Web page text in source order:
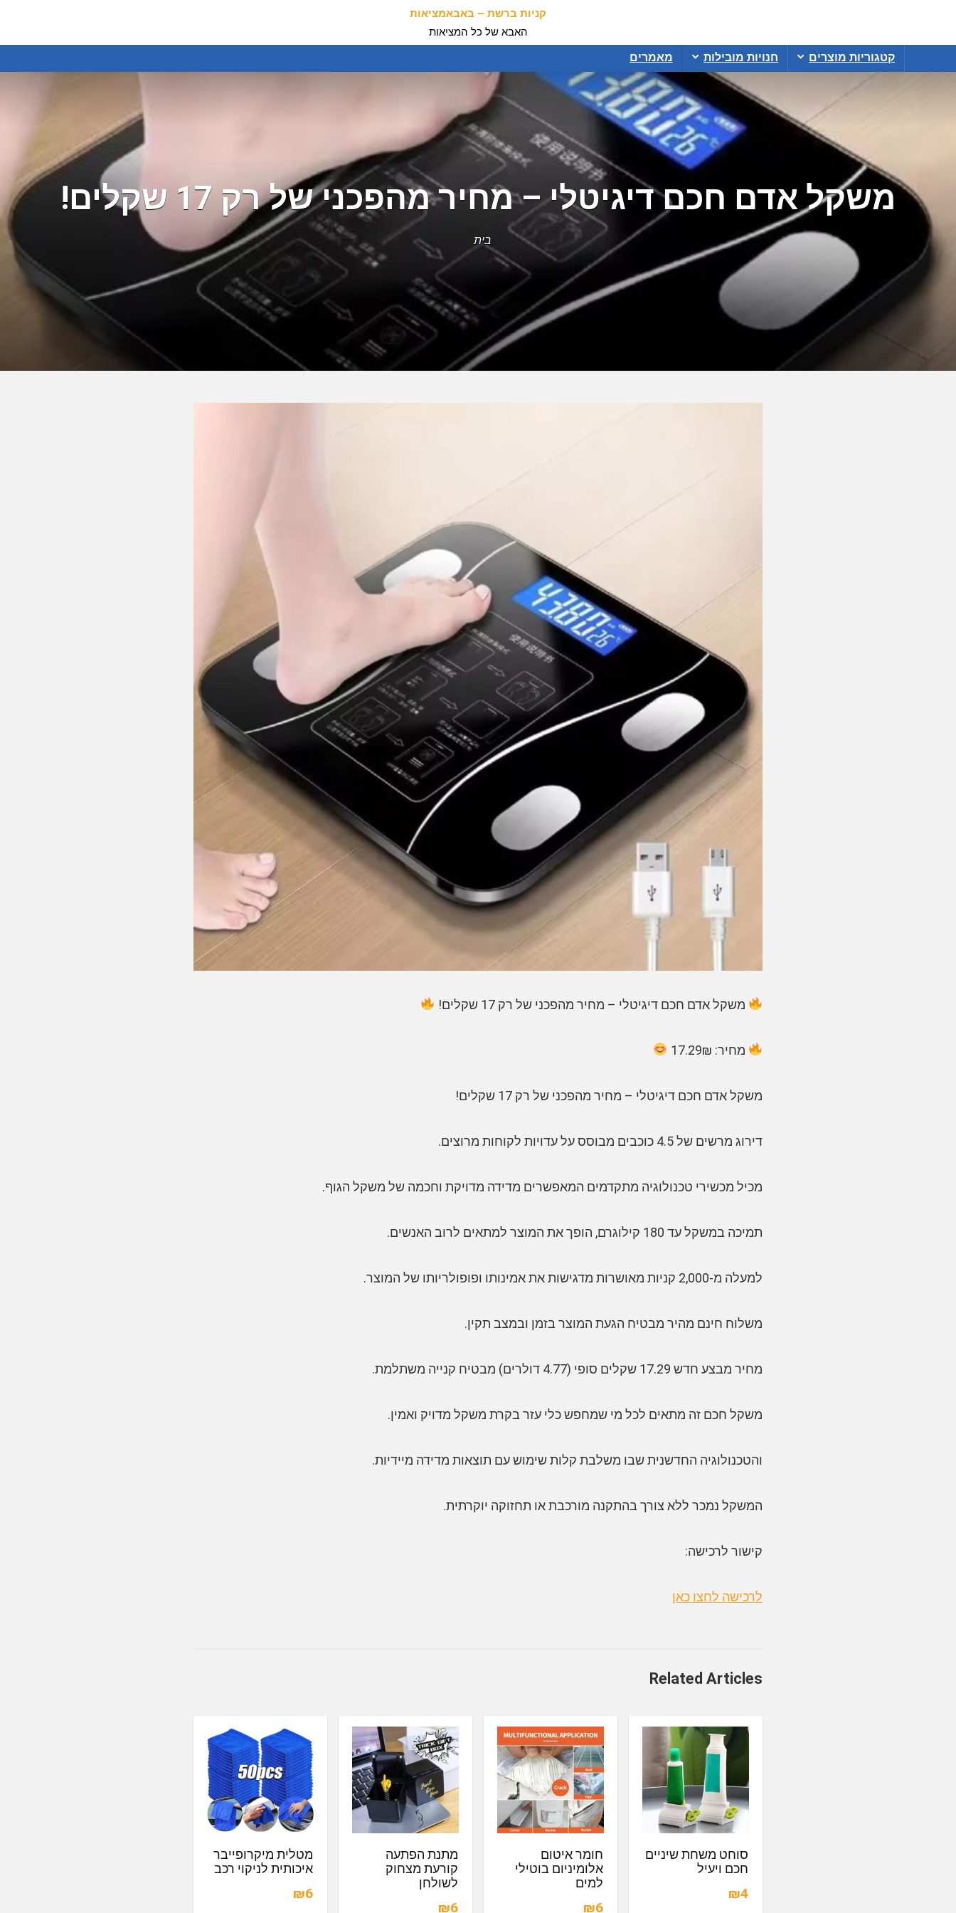
קניות ברשת – באבאמציאות
האבא של כל המציאות
קטגוריות מוצרים חנויות מובילות מאמרים
משקל אדם חכם דיגיטלי – מחיר מהפכני של רק 17 שקלים!
בית
משקל אדם חכם דיגיטלי – מחיר מהפכני של רק 17 שקלים!
מחיר: 17.29₪
משקל אדם חכם דיגיטלי – מחיר מהפכני של רק 17 שקלים!
דירוג מרשים של 4.5 כוכבים מבוסס על עדויות לקוחות מרוצים.
מכיל מכשירי טכנולוגיה מתקדמים המאפשרים מדידה מדויקת וחכמה של משקל הגוף.
תמיכה במשקל עד 180 קילוגרם, הופך את המוצר למתאים לרוב האנשים.
למעלה מ-2,000 קניות מאושרות מדגישות את אמינותו ופופולריותו של המוצר.
משלוח חינם מהיר מבטיח הגעת המוצר בזמן ובמצב תקין.
מחיר מבצע חדש 17.29 שקלים סופי (4.77 דולרים) מבטיח קנייה משתלמת.
משקל חכם זה מתאים לכל מי שמחפש כלי עזר בקרת משקל מדויק ואמין.
והטכנולוגיה החדשנית שבו משלבת קלות שימוש עם תוצאות מדידה מיידיות.
המשקל נמכר ללא צורך בהתקנה מורכבת או תחזוקה יוקרתית.
קישור לרכישה:
לרכישה לחצו כאן
Related Articles
סוחט משחת שיניים
חכם ויעיל
₪4
חומר איטום
אלומיניום בוטילי
למים
₪6
מתנת הפתעה
קורעת מצחוק
לשולחן
₪6
מטלית מיקרופייבר
איכותית לניקוי רכב
₪6